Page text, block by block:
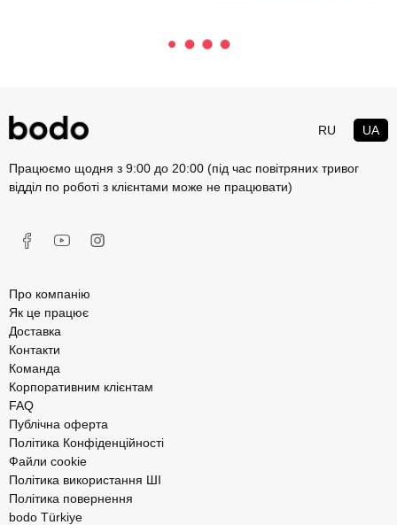
RU UA
Працюємо щодня з 9:00 до 20:00 (під час повітряних тривог
відділ по роботі з клієнтами може не працювати)
Про компанію
Як це працює
Доставка
Контакти
Команда
Корпоративним клієнтам
FAQ
Публічна оферта
Політика Конфіденційності
Файли cookie
Політика використання ШІ
Політика повернення
bodo Türkiye